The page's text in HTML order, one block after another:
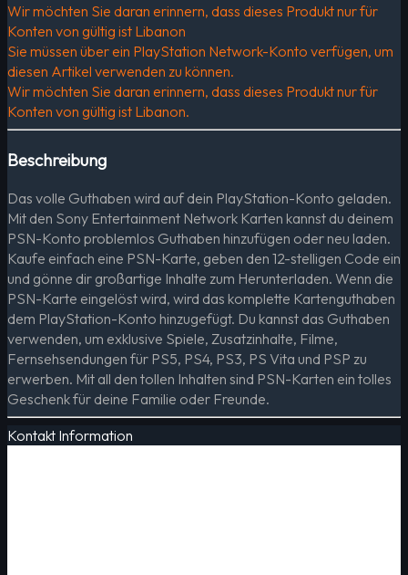
Wir möchten Sie daran erinnern, dass dieses Produkt nur für
Konten von gültig ist Libanon
Sie müssen über ein PlayStation Network-Konto verfügen, um
diesen Artikel verwenden zu können.
Wir möchten Sie daran erinnern, dass dieses Produkt nur für
Konten von gültig ist Libanon.
Beschreibung
Das volle Guthaben wird auf dein PlayStation-Konto geladen.
Mit den Sony Entertainment Network Karten kannst du deinem
PSN-Konto problemlos Guthaben hinzufügen oder neu laden.
Kaufe einfach eine PSN-Karte, geben den 12-stelligen Code ein
und gönne dir großartige Inhalte zum Herunterladen. Wenn die
PSN-Karte eingelöst wird, wird das komplette Kartenguthaben
dem PlayStation-Konto hinzugefügt. Du kannst das Guthaben
verwenden, um exklusive Spiele, Zusatzinhalte, Filme,
Fernsehsendungen für PS5, PS4, PS3, PS Vita und PSP zu
erwerben. Mit all den tollen Inhalten sind PSN-Karten ein tolles
Geschenk für deine Familie oder Freunde.
Kontakt Information